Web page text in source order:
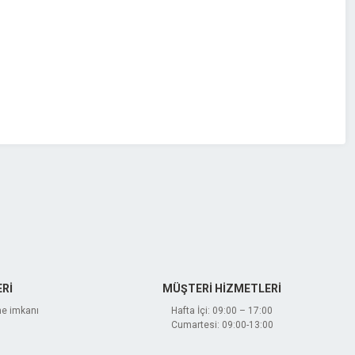
imkanı
MÜŞTERİ HİZMETLERİ
Hafta İçi: 09:00 – 17:00
Cumartesi: 09:00-13:00